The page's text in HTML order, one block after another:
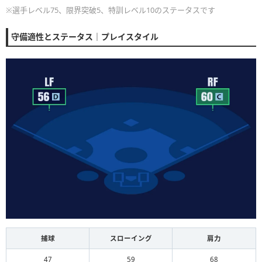
※選手レベル75、限界突破5、特訓レベル10のステータスです
守備適性とステータス｜プレイスタイル
捕球 スローイング 肩力
47 59 68